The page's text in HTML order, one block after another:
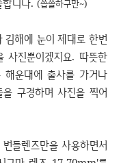
니다. (씁쓸하구만~)
김해에 눈이 제대로 한번
사진뿐이겠지요. 따뜻한
운대에 출사를 가거나
구경하며 사진을 찍어
들렌즈만을 사용하면서